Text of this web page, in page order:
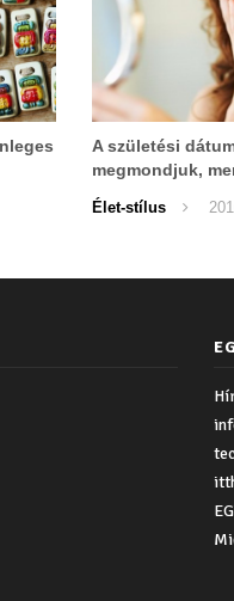
A születési
megmondjuk,
Élet-stílus